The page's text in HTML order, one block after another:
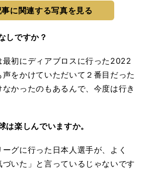
事に関連する写真を見る
ですか？
初にディアブロスに行った2022
をかけていただいて２番目だった
かったのもあるんで、今度は行き
楽しんでいますか。
グに行った日本人選手が、よく
づいた」と言っているじゃないです